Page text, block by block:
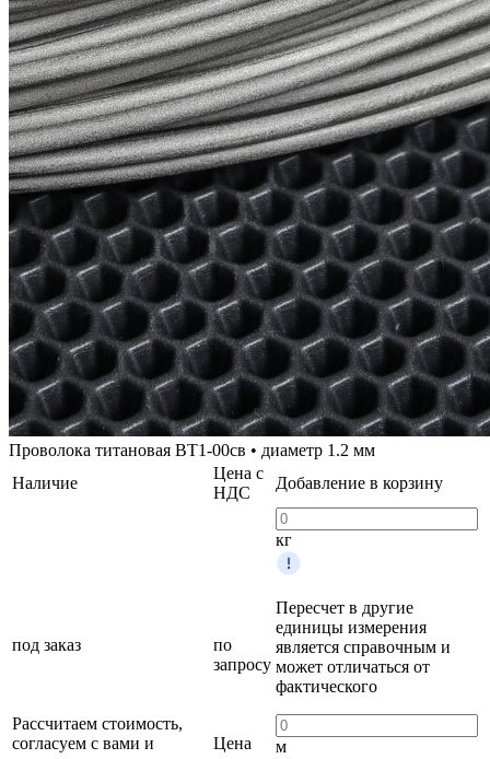
Проволока титановая ВТ1-00св • диаметр 1.2 мм
Наличие
Цена с
НДС
Добавление в корзину
под заказ
Рассчитаем стоимость,
согласуем с вами и
по
запросу
Цена
кг
Пересчет в другие
единицы измерения
является справочным и
может отличаться от
фактического
м